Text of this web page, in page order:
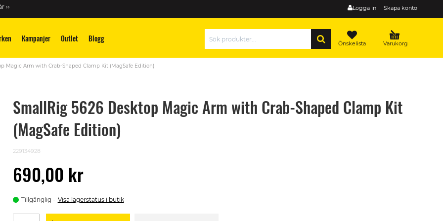
Logga in Skapa konto
››
Kampanjer Outlet Blogg Varukorg
Önskelista
Magic Arm with Crab-Shaped Clamp Kit (MagSafe Edition)
SmallRig 5626 Desktop Magic Arm with Crab-Shaped Clamp Kit
(MagSafe Edition)
229134928
690,00 kr
Tillgänglig Visa lagerstatus i butik